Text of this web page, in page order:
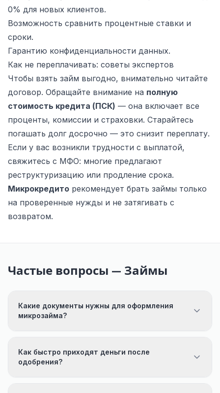
0% для новых клиентов.
Возможность сравнить процентные ставки и
сроки.
Гарантию конфиденциальности данных.
Как не переплачивать: советы экспертов
Чтобы взять займ выгодно, внимательно читайте
договор. Обращайте внимание на полную
стоимость кредита (ПСК) — она включает все
проценты, комиссии и страховки. Старайтесь
погашать долг досрочно — это снизит переплату.
Если у вас возникли трудности с выплатой,
свяжитесь с МФО: многие предлагают
реструктуризацию или продление срока.
Микрокредито рекомендует брать займы только
на проверенные нужды и не затягивать с
возвратом.
Частые вопросы — Займы
Какие документы нужны для оформления
микрозайма?
Как быстро приходят деньги после
одобрения?